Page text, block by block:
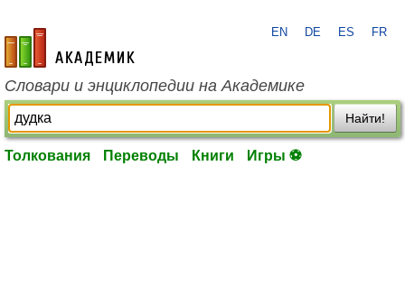
academic.ru
EN DE ES FR
Словари и энциклопедии на Академике
Найти!
Толкования Переводы Книги Игры ⚽